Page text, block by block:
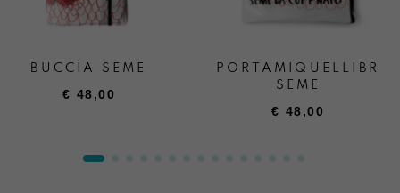
BUCCIA SEME
€ 48,00
SEME
€ 48,00